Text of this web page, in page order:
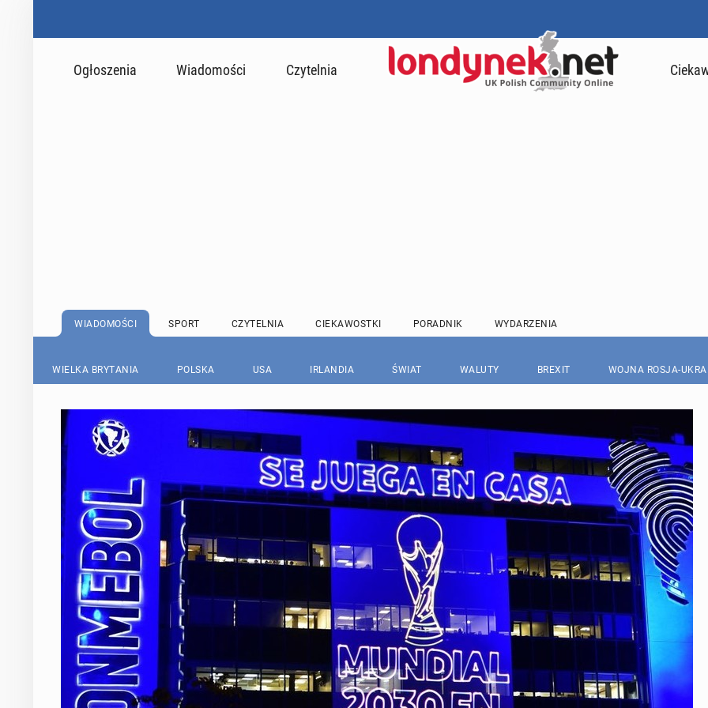
Ogłoszenia Wiadomości Czytelnia
WIADOMOŚCI SPORT CZYTELNIA CIEKAWOSTKI PORADNIK WYDARZENIA
WIELKA BRYTANIA POLSKA USA IRLANDIA ŚWIAT WALUTY BREXIT WOJNA ROSJA-